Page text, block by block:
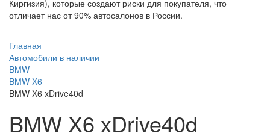
Киргизия), которые создают риски для покупателя, что
отличает нас от 90% автосалонов в России.
Главная
Автомобили в наличии
BMW
BMW X6
BMW X6 xDrive40d
BMW X6 xDrive40d